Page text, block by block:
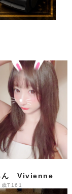
定 ️
ん Vivienne
歳T161